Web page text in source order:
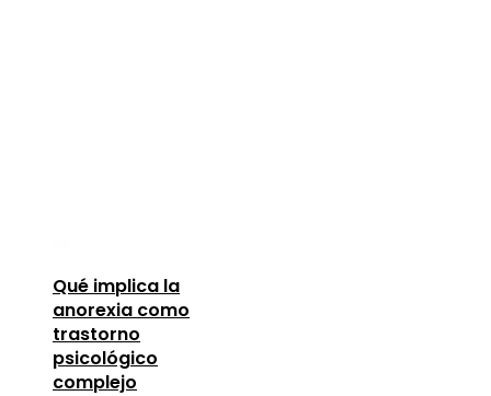
Qué implica la
anorexia como
trastorno
psicológico
complejo